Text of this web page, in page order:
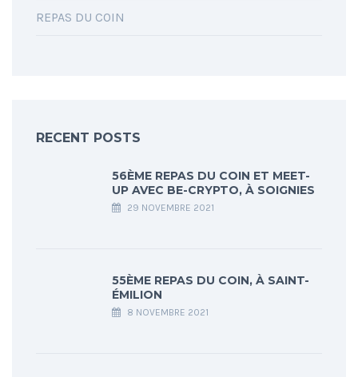
REPAS DU COIN
RECENT POSTS
56ÈME REPAS DU COIN ET MEET-
UP AVEC BE-CRYPTO, À SOIGNIES
29 NOVEMBRE 2021
55ÈME REPAS DU COIN, À SAINT-
ÉMILION
8 NOVEMBRE 2021